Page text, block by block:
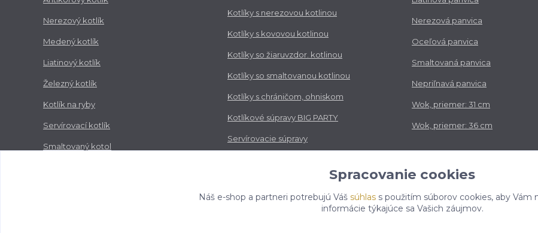
Nerezový kotlík
Medený kotlík
Liatinový kotlík
Železný kotlík
Kotlík na ryby
Servírovací kotlík
Smaltovaný kotol
Kotlíky s nerezovou kotlinou
Kotlíky s kovovou kotlinou
Kotlíky so žiaruvzdor. kotlinou
Kotlíky so smaltovanou kotlinou
Kotlíky s chráničom, ohniskom
Kotlíkové súpravy BIG PARTY
Servírovacie súpravy
Nerezová panvica
Oceľová panvica
Smaltovaná panvica
Nepriľnavá panvica
Wok, priemer: 31 cm
Wok, priemer: 36 cm
Spracovanie cookies
Náš e-shop a partneri potrebujú Váš súhlass použitím súborov cookies, aby Vám
informácie týkajúce sa Vašich záujmov.